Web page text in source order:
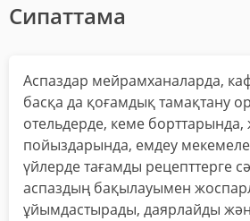
Сипаттама
Аспаздар мейрамханаларда,
басқа да қоғамдық тамақтану
отельдерде, кеме
пойыздарында, емдеу
үйлерде тағамды рецепттерге
аспаздың бақылауымен
ұйымдастырады, даярлайды